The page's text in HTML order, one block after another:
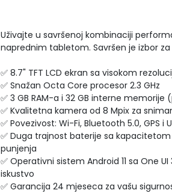
Uživajte u savršenoj kombinaciji
naprednim tabletom. Savršen je izbor
✅ 8.7" TFT LCD ekran sa visokom
✅ Snažan Octa Core procesor 2.3 GHz
✅ 3 GB RAM-a i 32 GB interne memorije
✅ Kvalitetna kamera od 8 Mpix za
✅ Povezivost: Wi-Fi, Bluetooth 5.0, GPS i
✅ Duga trajnost baterije sa
punjenja
✅ Operativni sistem Android 11 sa One
iskustvo
✅ Garancija 24 mjeseca za vašu